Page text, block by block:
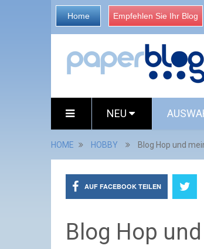
Home Empfehlen Sie Ihr Blog
NEU
HOME HOBBY Blog Hop und
AUF FACEBOOK TEILEN
Blog Hop